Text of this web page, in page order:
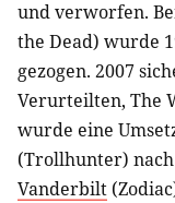
und verworfen.
the Dead) wurde
gezogen. 2007
Verurteilten, The
wurde eine
(Trollhunter)
Vanderbilt